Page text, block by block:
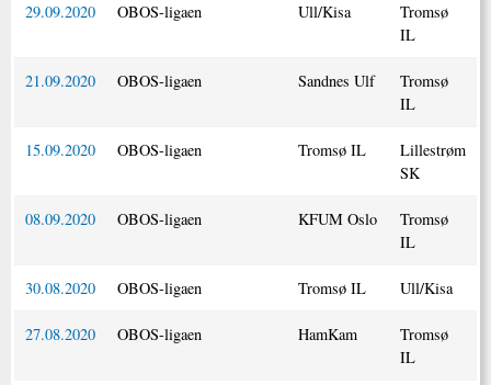
29.09.2020 OBOS-ligaen Ull/Kisa
Tromsø
IL
21.09.2020 OBOS-ligaen Sandnes Ulf
Tromsø
IL
15.09.2020 OBOS-ligaen Tromsø IL
Lillestrøm
SK
08.09.2020 OBOS-ligaen KFUM Oslo
Tromsø
IL
30.08.2020 OBOS-ligaen Tromsø IL Ull/Kisa
27.08.2020 OBOS-ligaen HamKam
Tromsø
IL